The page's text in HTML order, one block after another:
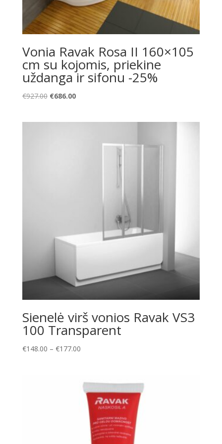
Vonia Ravak Rosa II 160×105
cm su kojomis, priekine
uždanga ir sifonu -25%
€927.00 Original
€686.00Current
Sienelė virš vonios Ravak VS3
100 Transparent
€148.00 – €177.00Price
through
€177.00